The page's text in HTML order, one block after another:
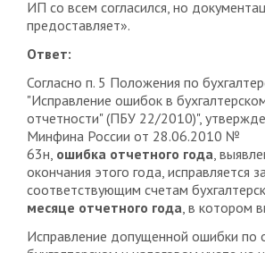
ИП со всем согласился, но
предоставляет».
Ответ:
Согласно п. 5 Положения по
"Исправление ошибок в
отчетности" (ПБУ 22/2010)",
Минфина России от 28.06.2010 №
63н, ошибка отчетного года,
окончания этого года, исправляется
соответствующим счетам
месяце отчетного года, в котором
Исправление допущенной ошибки по